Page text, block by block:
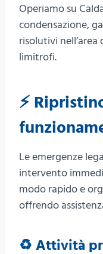
Operiamo su
condensazione,
risolutivi nell’area
limitrofi.
⚡
Le emergenze
intervento
modo rapido e
offrendo
♻️ Attività